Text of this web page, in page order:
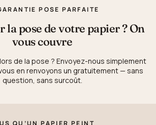
POSE PARFAITE
la pose de votre papier ? On
vous couvre
de la pose ? Envoyez-nous simplement
en renvoyons un gratuitement — sans
question, sans surcoût.